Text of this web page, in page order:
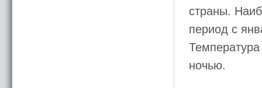
страны.
период с
ночью.